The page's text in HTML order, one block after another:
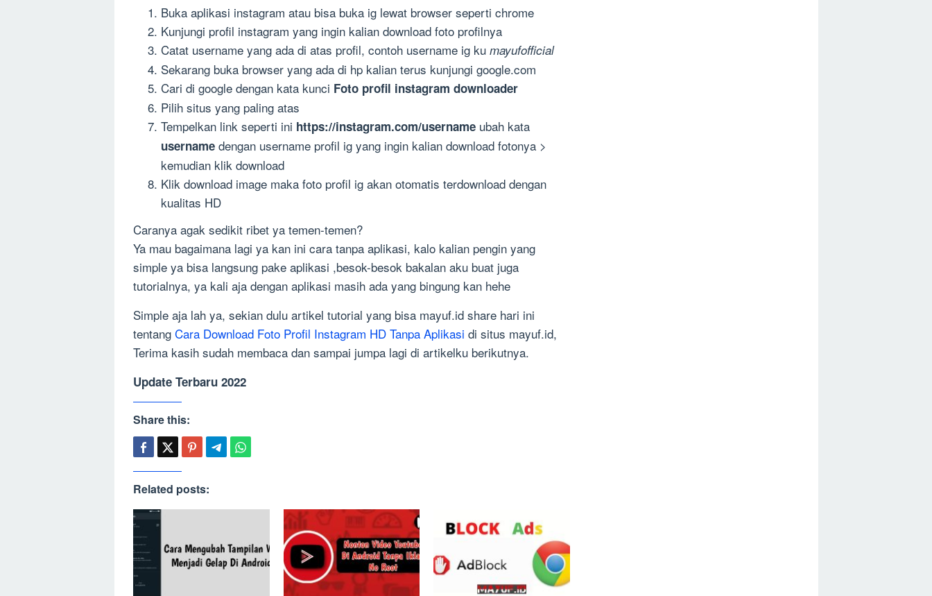
Buka aplikasi instagram atau bisa buka ig lewat browser seperti chrome
Kunjungi profil instagram yang ingin kalian download foto profilnya
Catat username yang ada di atas profil, contoh username ig ku mayufofficial
Sekarang buka browser yang ada di hp kalian terus kunjungi google.com
Cari di google dengan kata kunci Foto profil instagram downloader
Pilih situs yang paling atas
Tempelkan link seperti ini https://instagram.com/username ubah kata
username dengan username profil ig yang ingin kalian download fotonya >
kemudian klik download
Klik download image maka foto profil ig akan otomatis terdownload dengan
kualitas HD
Caranya agak sedikit ribet ya temen-temen?
Ya mau bagaimana lagi ya kan ini cara tanpa aplikasi, kalo kalian pengin yang
simple ya bisa langsung pake aplikasi ,besok-besok bakalan aku buat juga
tutorialnya, ya kali aja dengan aplikasi masih ada yang bingung kan hehe
Simple aja lah ya, sekian dulu artikel tutorial yang bisa mayuf.id share hari ini
tentang Cara Download Foto Profil Instagram HD Tanpa Aplikasi di situs mayuf.id,
Terima kasih sudah membaca dan sampai jumpa lagi di artikelku berikutnya.
Update Terbaru 2022
Share this:
Related posts: